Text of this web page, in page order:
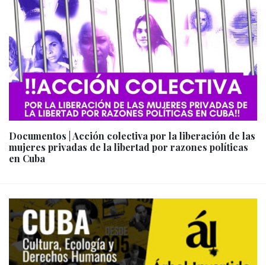
Documentos | Acción colectiva por la liberación de las
mujeres privadas de la libertad por razones políticas
en Cuba